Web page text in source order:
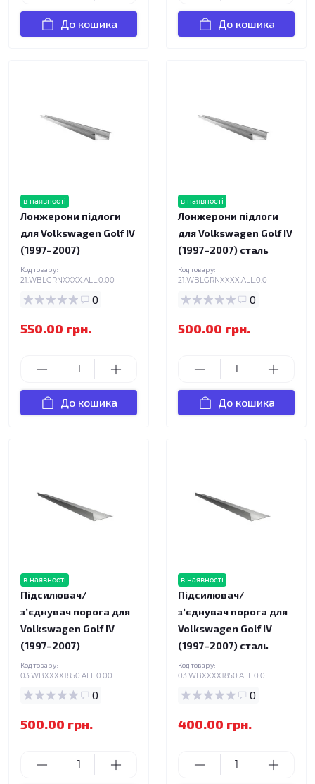
До кошика До кошика
в наявності
Лонжерони підлоги
для Volkswagen Golf IV
(1997–2007)
Код товару:
21.WBLGRNXXXX.ALL.0.00
0
550.00 грн.
До кошика
в наявності
Лонжерони підлоги
для Volkswagen Golf IV
(1997–2007) сталь
Код товару:
21.WBLGRNXXXX.ALL.0.0
0
500.00 грн.
До кошика
в наявності
Підсилювач/
зʼєднувач порога для
Volkswagen Golf IV
(1997–2007)
Код товару:
03.WBXXXX1850.ALL.0.00
0
500.00 грн.
в наявності
Підсилювач/
зʼєднувач порога для
Volkswagen Golf IV
(1997–2007) сталь
Код товару:
03.WBXXXX1850.ALL.0.0
0
400.00 грн.